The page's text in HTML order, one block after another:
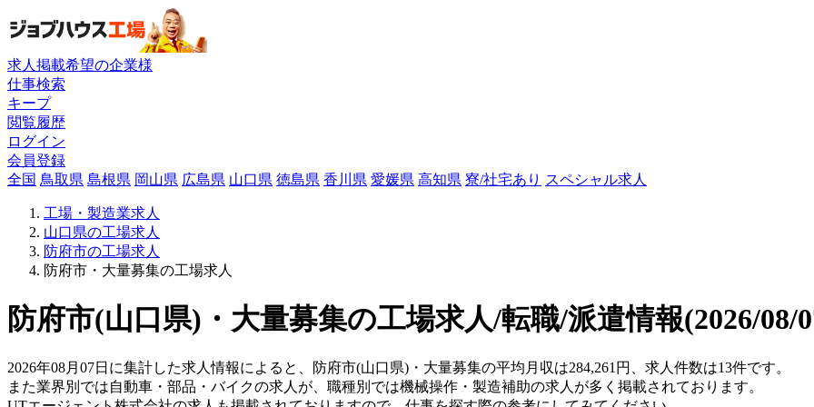
求人掲載希望の企業様
仕事検索
キープ
閲覧履歴
ログイン
会員登録
全国 鳥取県 島根県 岡山県 広島県 山口県 徳島県 香川県 愛媛県 高知県 寮/社宅あり スペシャル求人
工場・製造業求人
山口県の工場求人
防府市の工場求人
防府市・大量募集の工場求人
防府市(山口県)・大量募集の工場求人/転職/派遣情報(2026/08/
2026年08月07日に集計した求人情報によると、防府市(山口県)・大量募集の平均月収は284,261円、求人件数は13件です。
また業界別では自動車・部品・バイクの求人が、職種別では機械操作・製造補助の求人が多く掲載されております。